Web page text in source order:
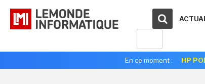
En ce moment : HP